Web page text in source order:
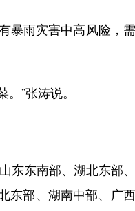
暴雨灾害中高风险，
”张涛说。
东东南部、湖北东部
东部、湖南中部、广